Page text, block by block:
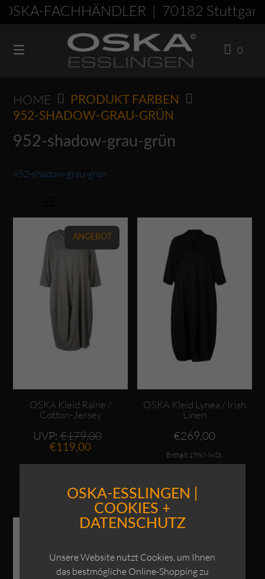
Springen
Inhalt
FACHHÄNDLER | 70182
0
HOME
PRODUKT FARBEN
952-SHADOW-GRAU-GRÜN
952-shadow-grau-grün
952-shadow-grau-grün
Dieses Produkt weist mehrere Varianten auf. Die Optionen können auf der Produktseite gewählt werden
ANGEBOT
OSKA Kleid Raine /
Cotton-Jersey
UVP: €179,00 Ursprünglicher
€179,00
€119,00Aktueller
ist:
Enthält 19% MwSt.
Dieses Produkt weist mehrere Varianten auf. Die Optionen können auf der Produktseite gewählt werden
OSKA Kleid Lynea / Irish
Linen
€269,00
Enthält 19% MwSt.
Dieses Produkt weist mehrere Varianten auf. Die Optionen können auf der Produktseite gewählt werden
OSKA-ESSLINGEN |
COOKIES +
DATENSCHUTZ
Unsere Website nutzt Cookies, um Ihnen
das bestmögliche Online-Shopping zu